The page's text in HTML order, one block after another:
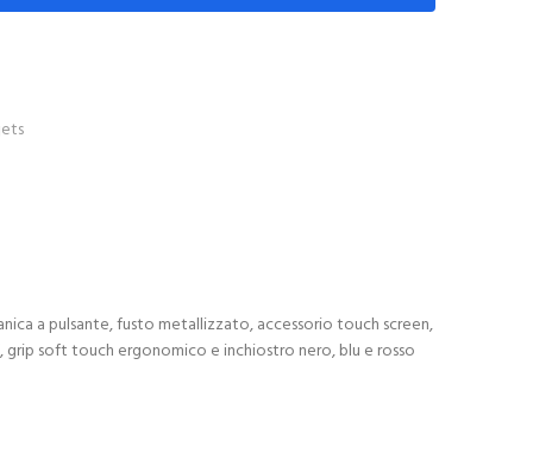
a pulsante, fusto metallizzato, accessorio touch screen,
grip soft touch ergonomico e inchiostro nero, blu e rosso